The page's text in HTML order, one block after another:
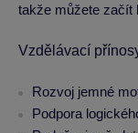
takže můžete začít
Vzdělávací
Rozvoj jemné
Podpora